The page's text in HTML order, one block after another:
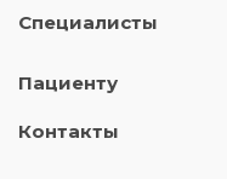
Специалисты
Пациенту
Контакты